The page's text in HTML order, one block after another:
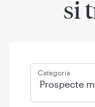
si
Categoria
Prospecte